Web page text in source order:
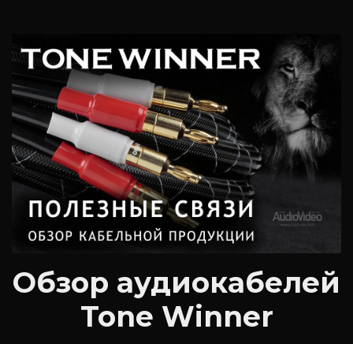
Обзор аудиокабелей
Tone Winner